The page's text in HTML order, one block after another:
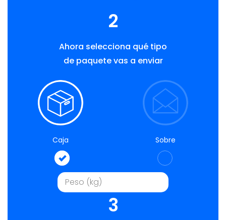
2
Ahora selecciona qué tipo
de paquete vas a enviar
Caja Sobre
3